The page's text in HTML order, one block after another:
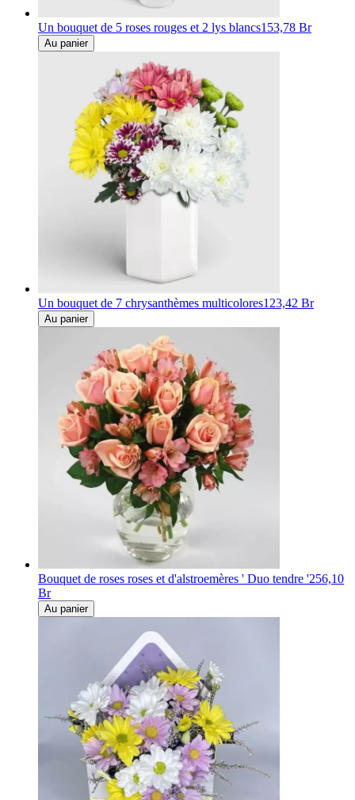
Un bouquet de 5 roses rouges et 2 lys blancs153,78 Br
Au panier
Un bouquet de 7 chrysanthèmes multicolores123,42 Br
Au panier
Bouquet de roses roses et d'alstroemères ' Duo tendre '256,10
Br
Au panier